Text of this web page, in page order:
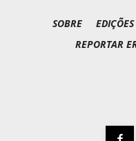
SOBRE
REPORTAR